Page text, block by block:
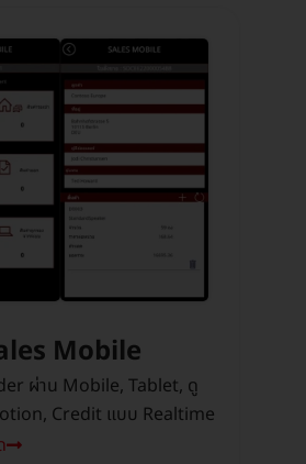
Mobile
ผ่าน Mobile, Tablet, ดู
Credit แบบ Realtime